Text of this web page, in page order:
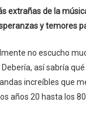
extrañas de la
y temores
no escucho
así sabría qué
increíbles que
años 20 hasta los